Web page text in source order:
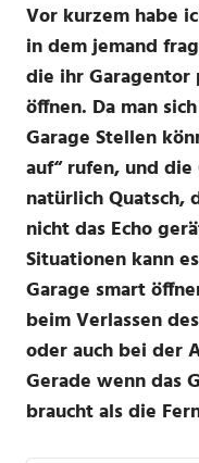
Vor kurzem habe
in dem jemand
die ihr Garagentor
öffnen. Da man
Garage Stellen
auf“ rufen, und
natürlich Quatsch,
nicht das Echo
Situationen kann
Garage smart
beim Verlassen
oder auch bei der
Gerade wenn das
braucht als die